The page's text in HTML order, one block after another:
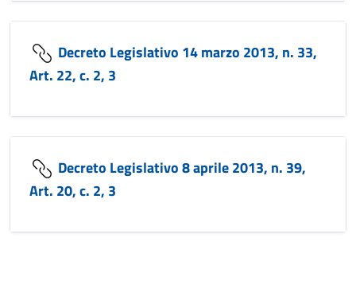
Decreto Legislativo 14 marzo 2013, n. 33,
Art. 22, c. 2, 3
Decreto Legislativo 8 aprile 2013, n. 39,
Art. 20, c. 2, 3